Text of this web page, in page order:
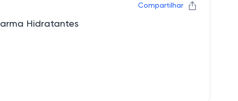
Compartilhar
Hidratantes